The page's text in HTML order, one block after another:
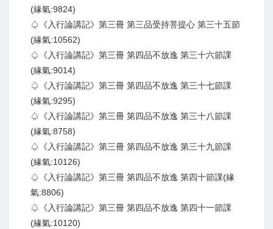
(緣氣:9824)
♤《入行論講記》第三冊 第三品受持菩提心 第三十五節
(緣氣:10562)
♤《入行論講記》第三冊 第四品不放逸 第三十六節課
(緣氣:9014)
♤《入行論講記》第三冊 第四品不放逸 第三十七節課
(緣氣:9295)
♤《入行論講記》第三冊 第四品不放逸 第三十八節課
(緣氣:8758)
♤《入行論講記》第三冊 第四品不放逸 第三十九節課
(緣氣:10126)
♤《入行論講記》第三冊 第四品不放逸 第四十節課(緣
氣:8806)
♤《入行論講記》第三冊 第四品不放逸 第四十一節課
(緣氣:10120)